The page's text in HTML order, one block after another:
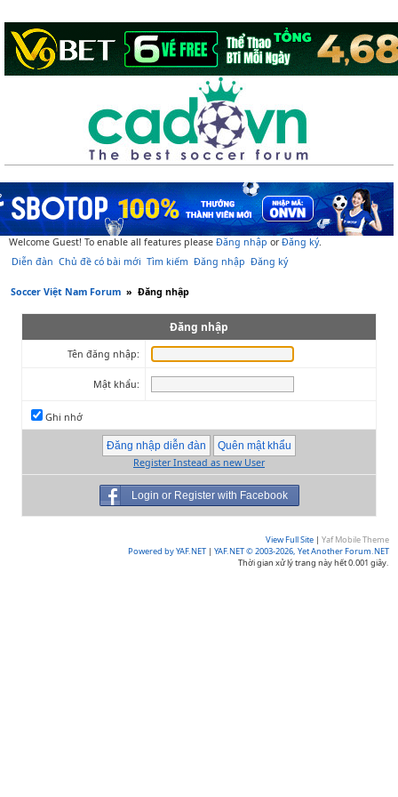
Welcome Guest! To enable all features please Đăng nhập orĐăng ký.
Diễn đàn Chủ đề có bài mới Tìm kiếm Đăng nhập Đăng ký
Soccer Việt Nam Forum » Đăng nhập
Đăng nhập
Tên đăng nhập:
Mật khẩu:
Ghi nhớ
Register Instead as new User
Login or Register with Facebook
View Full Site | Yaf Mobile Theme
Powered by YAF.NET | YAF.NET © 2003-2026, Yet Another Forum.NET
Thời gian xử lý trang này hết 0.001 giây.